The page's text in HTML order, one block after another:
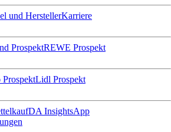
und HerstellerKarriere
ProspektREWE Prospekt
ProspektLidl Prospekt
kaufDA InsightsApp